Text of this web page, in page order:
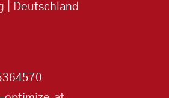
| Deutschland